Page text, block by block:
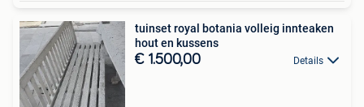
tuinset royal botania volleig innteaken
hout en kussens
€ 1.500,00 Details